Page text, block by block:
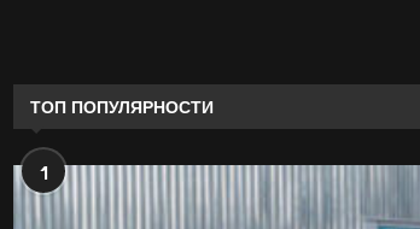
ТОП ПОПУЛЯРНОСТИ
1